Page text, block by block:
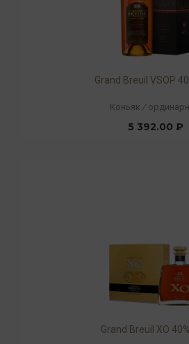
Grand Breuil VSOP
Коньяк /
5 392.00 ₽
Grand Breuil XO